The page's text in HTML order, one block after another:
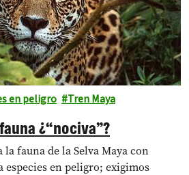
en peligro Tren Maya
¿“nociva”?
la fauna de la Selva Maya con
especies en peligro; exigimos